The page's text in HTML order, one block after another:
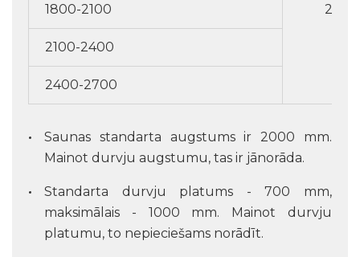
1800-2100
2100-2400
2400-2700
Saunas standarta augstums ir 2000 mm.
Mainot durvju augstumu, tas ir jānorāda.
Standarta durvju platums - 700 mm,
maksimālais - 1000 mm. Mainot durvju
platumu, to nepieciešams norādīt.